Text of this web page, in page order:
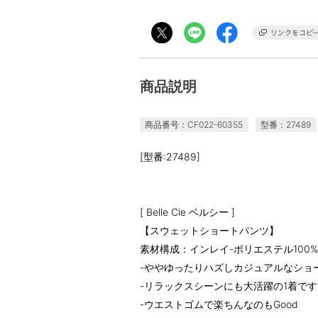
商品説明
商品番号：CF022-60355 型番：27489
[型番:27489]
[ Belle Cie ベルシー ]
【スウェットショートパンツ】
素材構成：インレイ-ポリエステル100%
-ややゆったりハズしカジュアルなショ
-リラックスシーンにも大活躍の1着です
-ウエストゴムで楽ちんなのもGood